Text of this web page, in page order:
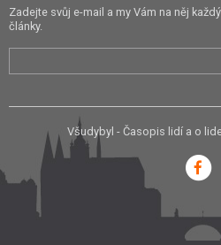
Zadejte svůj e-mail a my Vám na něj
články.
Všudybyl - Časopis lidí a o